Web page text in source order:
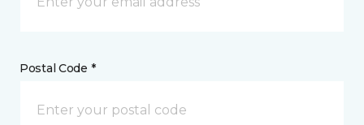
Postal Code *